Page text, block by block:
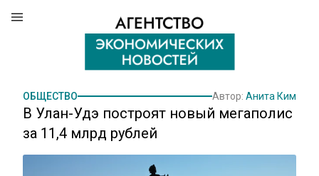
ОБЩЕСТВО Автор: Анита Ким
В Улан-Удэ построят новый мегаполис
за 11,4 млрд рублей